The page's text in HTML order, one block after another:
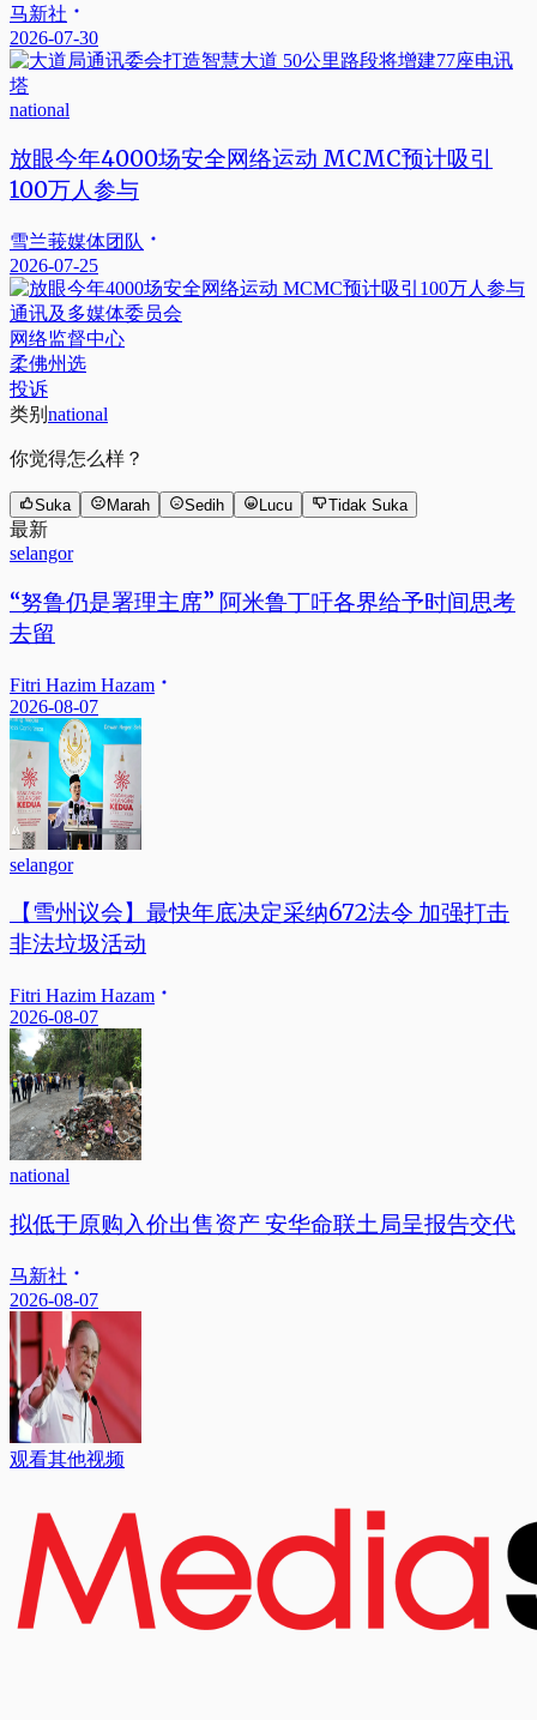
马新社
2026-07-30
national
放眼今年4000场安全网络运动 MCMC预计吸引
100万人参与
雪兰莪媒体团队
2026-07-25
通讯及多媒体委员会
网络监督中心
柔佛州选
投诉
类别 national
你觉得怎么样？
Suka Marah Sedih Lucu Tidak Suka
最新
selangor
“努鲁仍是署理主席” 阿米鲁丁吁各界给予时间思考
去留
Fitri Hazim Hazam
2026-08-07
selangor
【雪州议会】最快年底决定采纳672法令 加强打击
非法垃圾活动
Fitri Hazim Hazam
2026-08-07
national
拟低于原购入价出售资产 安华命联土局呈报告交代
马新社
2026-08-07
观看其他视频